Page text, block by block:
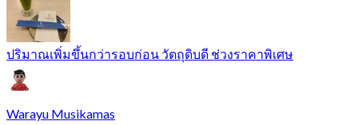
ปริมาณเพิ่มขึ้นกว่ารอบก่อน วัตถุดิบดี ช่วงราคาพิเศษ
Warayu Musikamas